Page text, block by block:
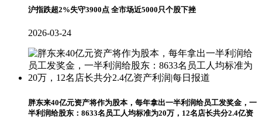
沪指跌超2%失守3900点 全市场近5000只个股下挫
2026-03-24
胖东来40亿元资产将作为股本，每年拿出一半利润给员工发奖金，一
半利润给股东：8633名员工人均标准为20万，12名店长共分2.4亿资